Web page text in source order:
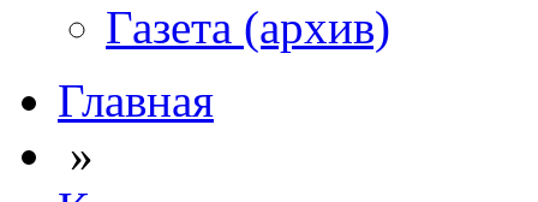
Газета (архив)
Главная
»